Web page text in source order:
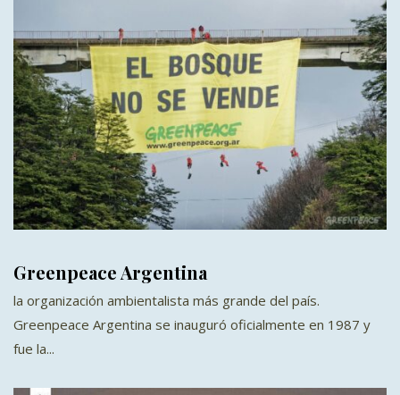
Greenpeace Argentina
la organización ambientalista más grande del país.
Greenpeace Argentina se inauguró oficialmente en 1987 y
fue la...